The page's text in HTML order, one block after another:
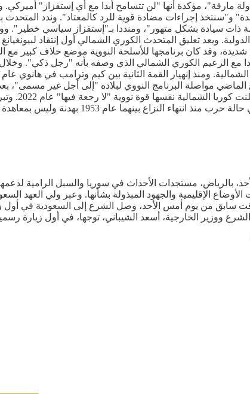
"دولة مارقة"، مؤكدة أنها "لن تتسامح أبدا مع أي إستفزاز"
و"سنتخذ إجراءات مضادة قوية للرد كالمعتاد". وندد
ذات سيادة بشكل متهور"، ومنددا بـ"إستفزاز سياسي
ويعد تعليق المتحدث الكوري الشمالي أول إنتقاد
وقد كان برنامجها للأسلحة النووية موضع خلاف كبير مع
مع الزعيم الكوري الشمالي الذي وصفه بأنه "رجل ذكي". وخلال
مواصلة البرنامج النووي لبلاده "إلى أجل غير مسمى"،
دبلوماسية
نووية بردع تهديدات الولايات المتحدة وحلفائها، بما في ذلك
بالرياض، مستجدات الأحداث في سوريا والسبل الرامية
الإقليمية والجهود المبذولة بشأنها. وعبر ولي العهد
سابق من يوم أمس الأحد، وصل الشرع إلى السعودية في أول
الخارجية، أسعد الشيباني، توجها، في أول زيارة